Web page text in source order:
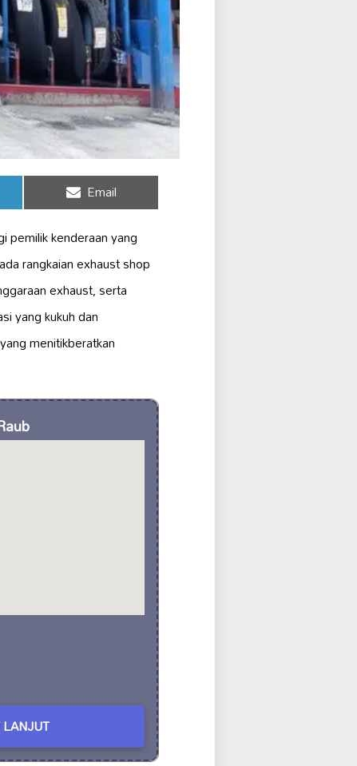
Share
on
Email
pemilik kenderaan yang
rangkaian exhaust shop
exhaust, serta
yang kukuh dan
menitikberatkan